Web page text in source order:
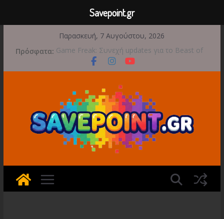
περιεχόμενο
Παρασκευή, 7 Αυγούστου, 2026
Πρόσφατα: Game Freak: Συνεχή updates για το Beast of
Reincarnation μετά την ανάμεικτη υποδοχή
Μια φωτογραφική περιπέτεια συνεχίζεται στο
Διασχίστε τους ουρανούς με το Wild Blue
Skies αυτό το φθινόπωρο
Διακοπές και παιχνίδι για όλη την οικογένεια!
Έρχεται 1η Σεπτεμβρίου το Crimson Moon
Savepoint.gr